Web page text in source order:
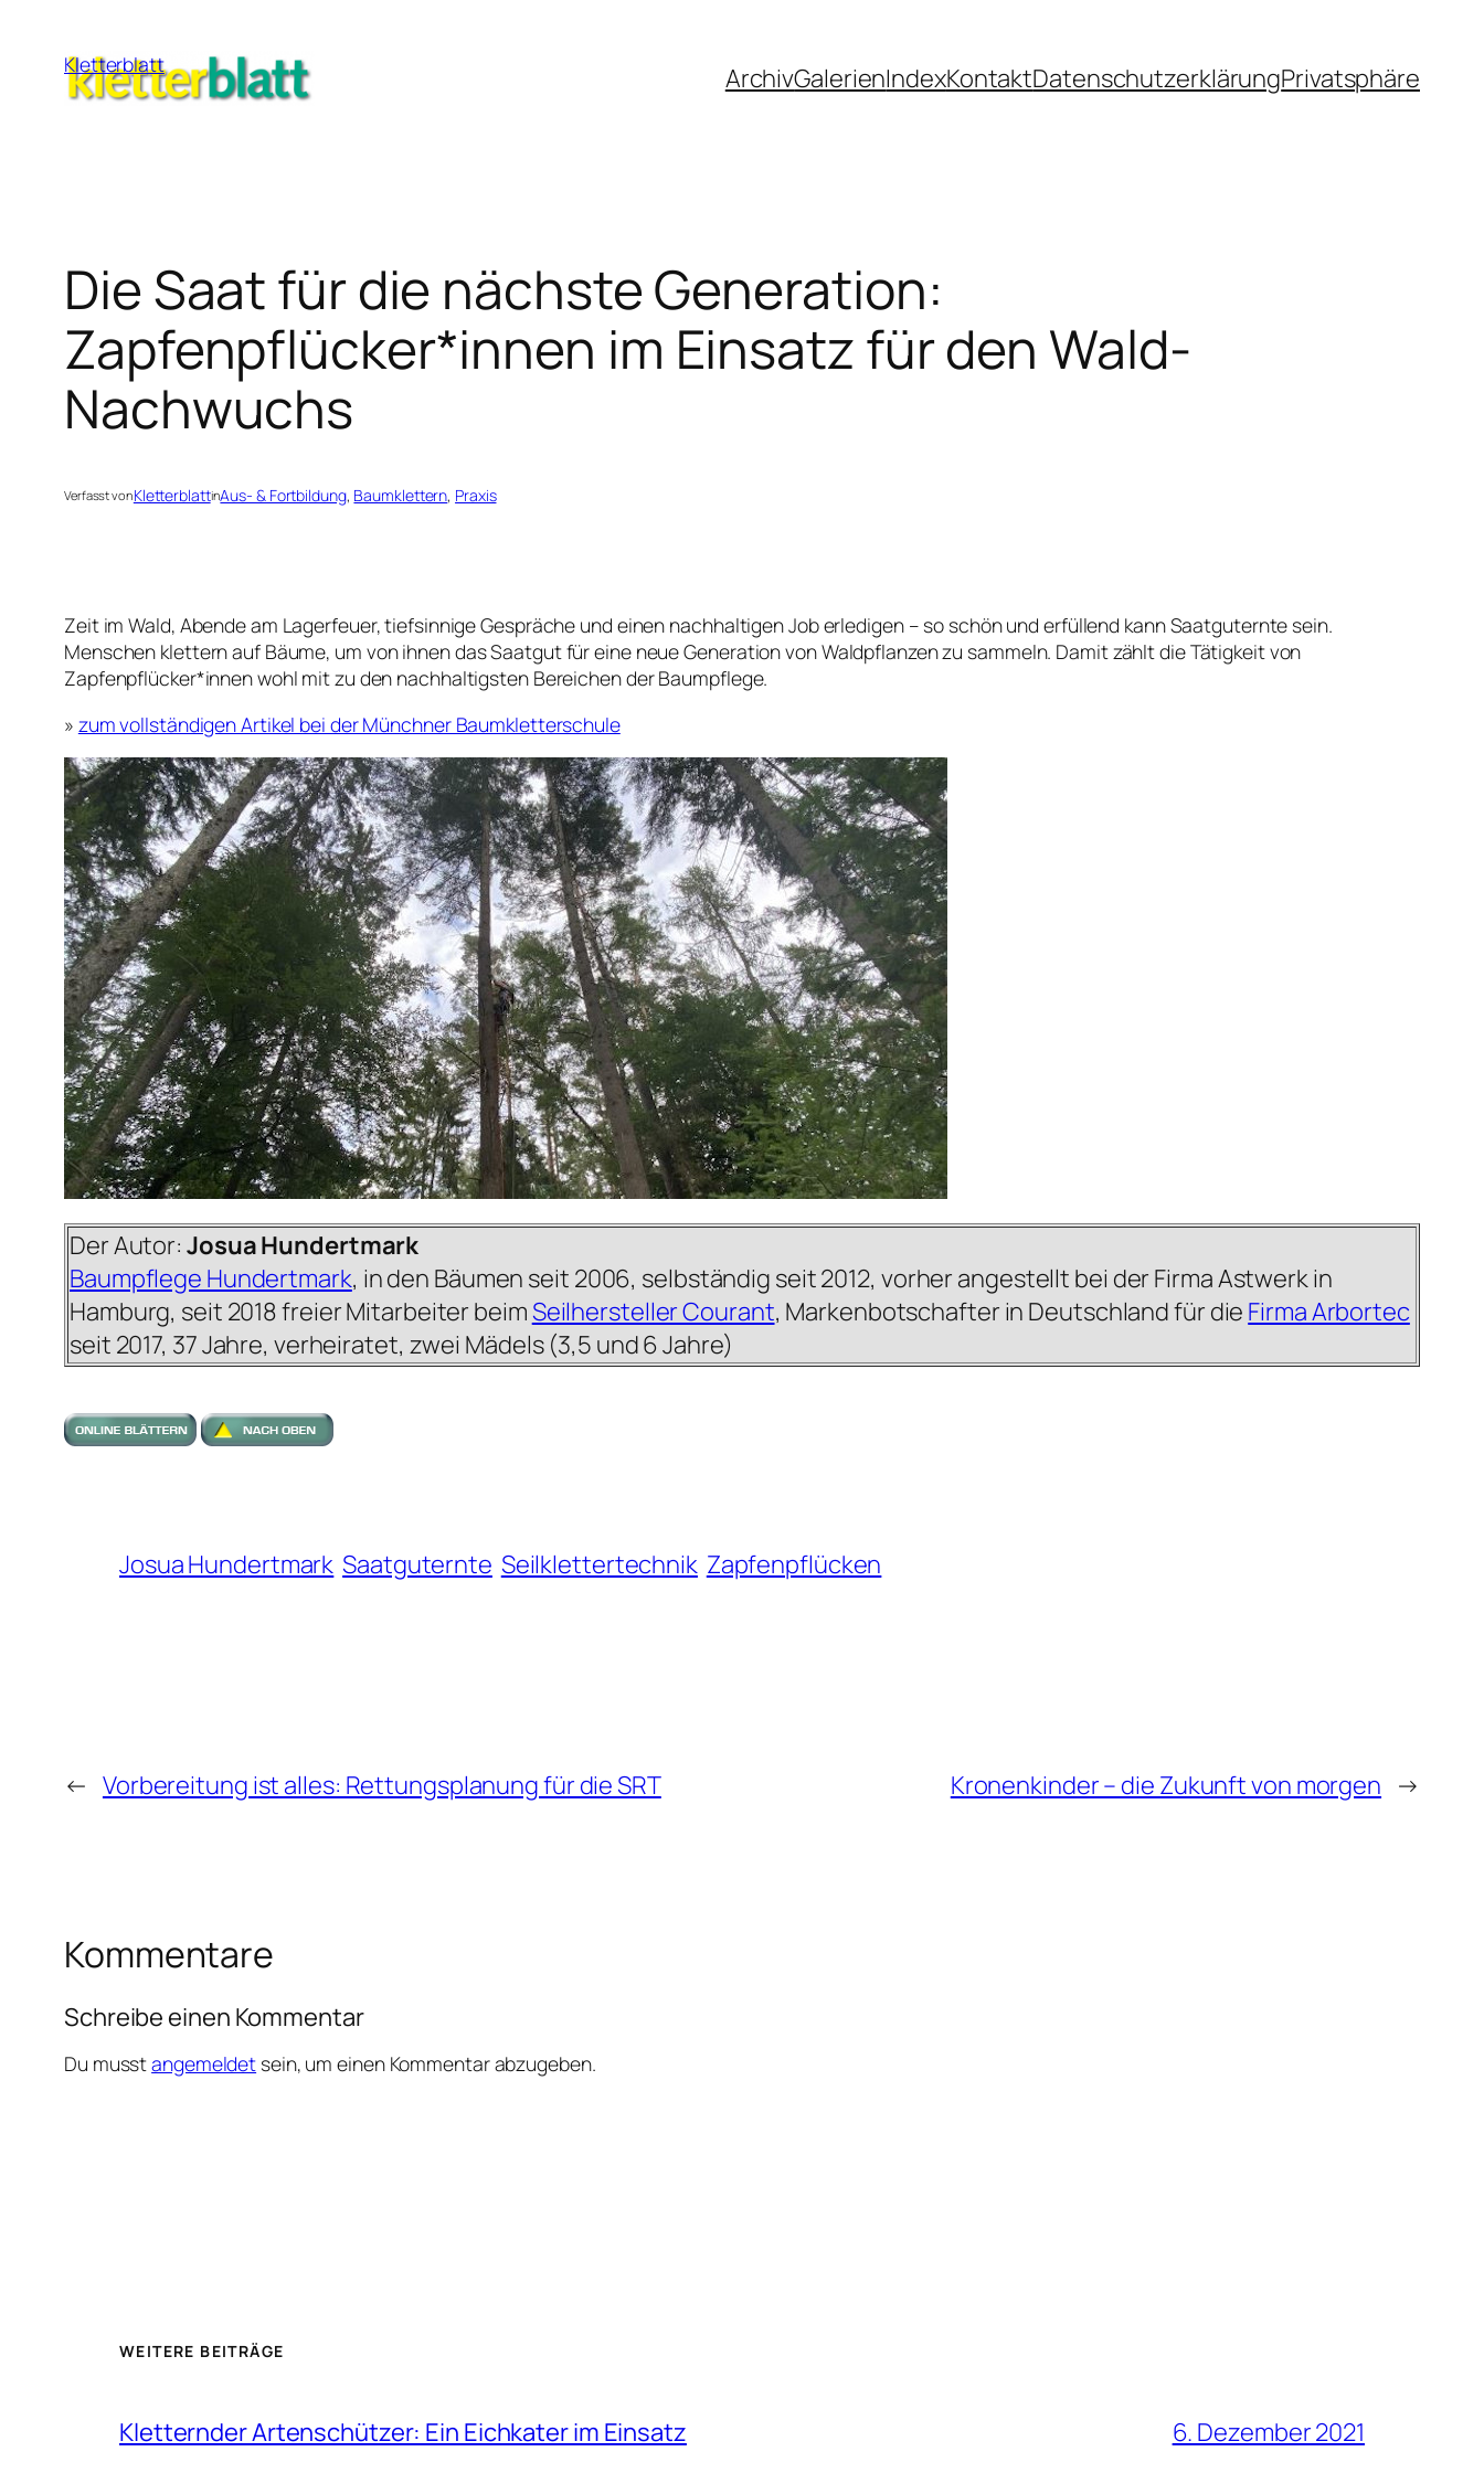
Inhalt
springen
Kletterblatt ArchivGalerienIndexKontaktDatenschutzerklärungPrivatsphäre
Die Saat für die nächste Generation:
Zapfenpflücker*innen im Einsatz für den Wald-
Nachwuchs
Verfasst vonKletterblattinAus- & Fortbildung, Baumklettern, Praxis
Zeit im Wald, Abende am Lagerfeuer, tiefsinnige Gespräche und einen nachhaltigen Job erledigen – so schön und erfüllend kann Saatguternte sein.
Menschen klettern auf Bäume, um von ihnen das Saatgut für eine neue Generation von Waldpflanzen zu sammeln. Damit zählt die Tätigkeit von
Zapfenpflücker*innen wohl mit zu den nachhaltigsten Bereichen der Baumpflege.
» zum vollständigen Artikel bei der Münchner Baumkletterschule
Der Autor: Josua Hundertmark
Baumpflege Hundertmark, in den Bäumen seit 2006, selbständig seit 2012, vorher angestellt bei der Firma Astwerk in
Hamburg, seit 2018 freier Mitarbeiter beimSeilhersteller Courant, Markenbotschafter in Deutschland für die Firma Arbortec
seit 2017, 37 Jahre, verheiratet, zwei Mädels (3,5 und 6 Jahre)
Josua Hundertmark Saatguternte Seilklettertechnik Zapfenpflücken
← Vorbereitung ist alles: Rettungsplanung für die SRT Kronenkinder – die Zukunft von morgen →
Kommentare
Schreibe einen Kommentar
Du musstangemeldet sein, um einen Kommentar abzugeben.
WEITERE BEITRÄGE
Kletternder Artenschützer: Ein Eichkater im Einsatz 6. Dezember 2021